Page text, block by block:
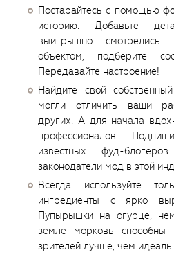
Постарайтесь с помощью
историю. Добавьте
выигрышно
объектом, подберите
Передавайте настроение!
Найдите свой
могли отличить ваши
других. А для начала
профессионалов.
известных фуд-
законодатели мод в этой
Всегда используйте
ингредиенты с ярко
Пупырышки на огурце,
земле морковь способны
зрителей лучше, чем